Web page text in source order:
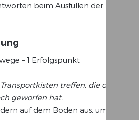
beim Ausfüllen der
– 1 Erfolgspunkt
treffen, die der
geworfen hat.
auf dem Boden aus, um nicht